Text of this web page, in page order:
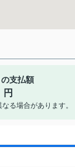
の支払額
円
る場合があります。